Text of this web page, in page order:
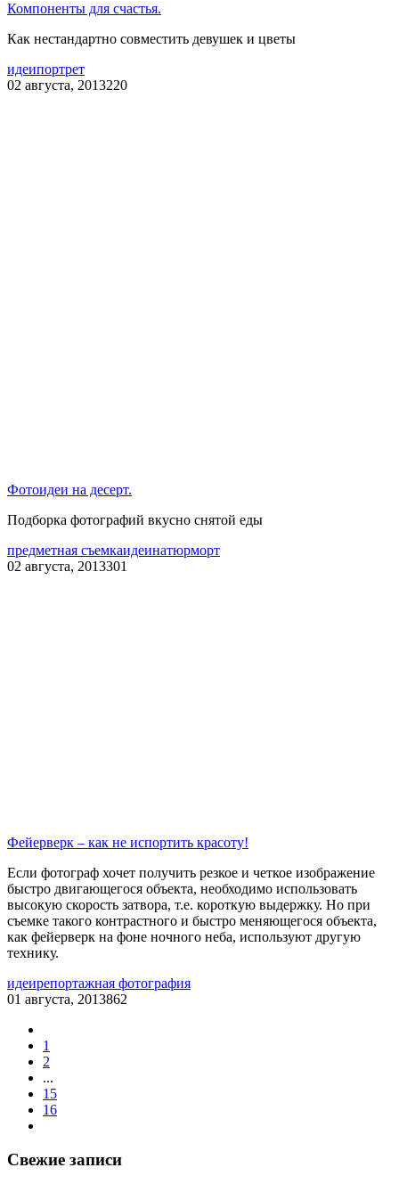
Компоненты для счастья.
Как нестандартно совместить девушек и цветы
идеипортрет
02 августа, 2013220
Фотоидеи на десерт.
Подборка фотографий вкусно снятой еды
предметная съемкаидеинатюрморт
02 августа, 2013301
Фейерверк – как не испортить красоту!
Если фотограф хочет получить резкое и четкое изображение
быстро двигающегося объекта, необходимо использовать
высокую скорость затвора, т.е. короткую выдержку. Но при
съемке такого контрастного и быстро меняющегося объекта,
как фейерверк на фоне ночного неба, используют другую
технику.
идеирепортажная фотография
01 августа, 2013862
1
2
...
15
16
Свежие записи